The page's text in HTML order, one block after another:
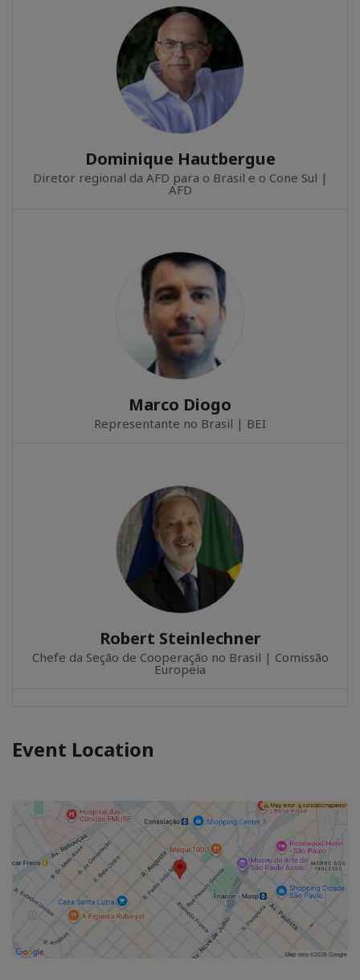
Dominique Hautbergue
Diretor regional da AFD para o Brasil e o Cone Sul |
AFD
Marco Diogo
Representante no Brasil | BEI
Robert Steinlechner
Chefe da Seção de Cooperação no Brasil | Comissão
Europeia
Event Location